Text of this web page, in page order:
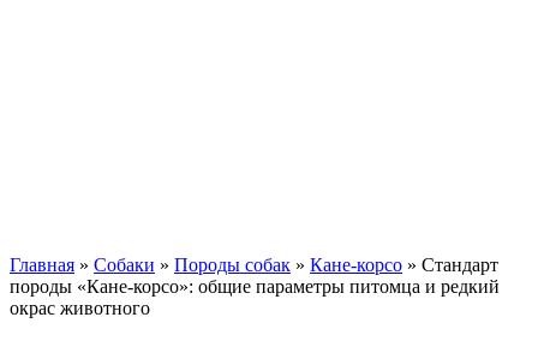
Главная » Собаки » Породы собак » Кане-корсо » Стандарт
породы «Кане-корсо»: общие параметры питомца и редкий
окрас животного